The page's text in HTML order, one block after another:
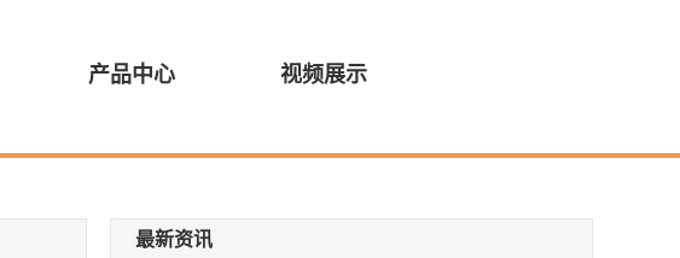
产品中心 视频展示
最新资讯